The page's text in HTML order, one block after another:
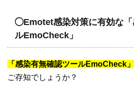
◯Emotet感染対策に有効な「
ルEmoCheck」
「感染有無確認ツールEmoCheck」
ご存知でしょうか？